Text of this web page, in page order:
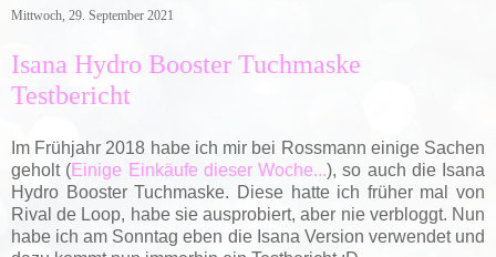
Mittwoch, 29. September 2021
Isana Hydro Booster Tuchmaske
Testbericht
Im Frühjahr 2018 habe ich mir bei Rossmann einige Sachen
geholt (Einige Einkäufe dieser Woche...), so auch die Isana
Hydro Booster Tuchmaske. Diese hatte ich früher mal von
Rival de Loop, habe sie ausprobiert, aber nie verbloggt. Nun
habe ich am Sonntag eben die Isana Version verwendet und